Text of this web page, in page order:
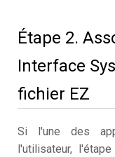
Étape 2.
Interface
fichier EZ
Si l'une des
l'utilisateur,